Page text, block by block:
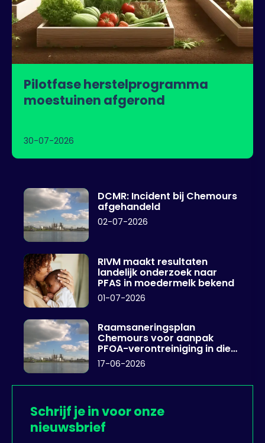
Pilotfase herstelprogramma
moestuinen afgerond
30-07-2026
DCMR: Incident bij Chemours
afgehandeld
02-07-2026
RIVM maakt resultaten
landelijk onderzoek naar
PFAS in moedermelk bekend
01-07-2026
Raamsaneringsplan
Chemours voor aanpak
PFOA-verontreiniging in diep
grondwater
17-06-2026
Schrijf je in voor onze
nieuwsbrief